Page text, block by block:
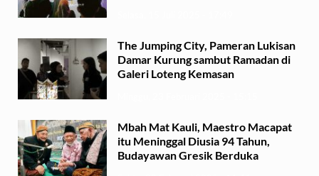
The Jumping City, Pameran Lukisan
Damar Kurung sambut Ramadan di
Galeri Loteng Kemasan
Mbah Mat Kauli, Maestro Macapat
itu Meninggal Diusia 94 Tahun,
Budayawan Gresik Berduka